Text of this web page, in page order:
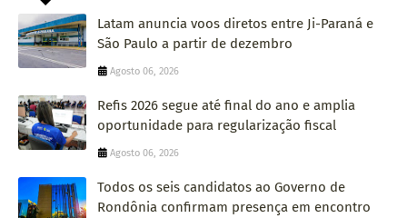
Latam anuncia voos diretos entre Ji-Paraná e
São Paulo a partir de dezembro
Agosto 06, 2026
Refis 2026 segue até final do ano e amplia
oportunidade para regularização fiscal
Agosto 06, 2026
Todos os seis candidatos ao Governo de
Rondônia confirmam presença em encontro